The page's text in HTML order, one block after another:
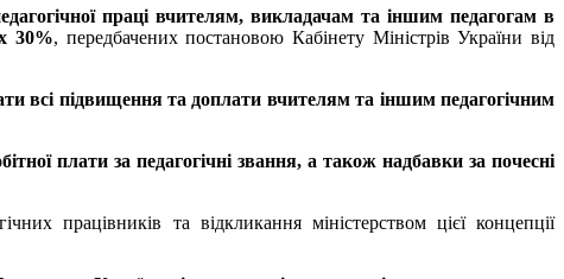
праці вчителям, викладачам та іншим педагогам в
30%, передбачених постановою Кабінету Міністрів України від
всі підвищення та доплати вчителям та іншим педагогічним
плати за педагогічні звання, а також надбавки за почесні
працівників та відкликання міністерством цієї концепції